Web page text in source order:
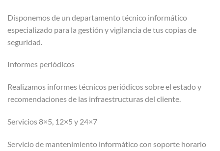
Disponemos de un departamento técnico informático
especializado para la gestión y vigilancia de tus copias de
seguridad.
Informes periódicos
Realizamos informes técnicos periódicos sobre el estado y
recomendaciones de las infraestructuras del cliente.
Servicios 8×5, 12×5 y 24×7
Servicio de mantenimiento informático con soporte horario